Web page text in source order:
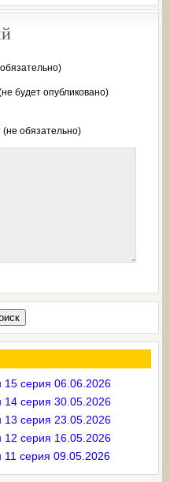
будет опубликовано)
(не обязательно)
15 серия 06.06.2026
14 серия 30.05.2026
13 серия 23.05.2026
12 серия 16.05.2026
11 серия 09.05.2026